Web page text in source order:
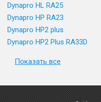
Dynapro HL RA25
Dynapro HP RA23
Dynapro HP2 plus
Dynapro HP2 Plus RA33D
Показать все